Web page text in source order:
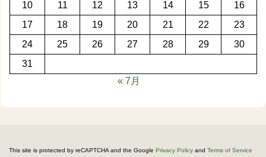
10
11 12 13 14 15
16
17
18 19 20 21 22
23
24
25 26 27 28 29
30
31
« 7月
This site is protected by reCAPTCHA and the Google Privacy Policy and Terms of Service